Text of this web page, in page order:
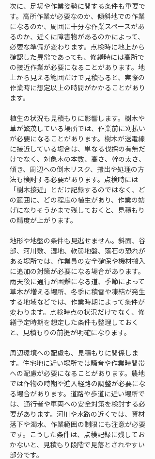
次に、足場や作業姿勢に関する条件も重要で
す。高所作業が必要なのか、傾斜地での作業
になるのか、周囲に十分な作業スペースがあ
るのか、近くに障害物があるのかによって、
必要な準備が変わります。点検時に地上から
確認した異常であっても、修繕時には高所で
の接近作業が必要になることがあります。地
上から見える範囲だけで見積もると、実際の
作業時に想定以上の時間がかかることがあり
ます。
植生の状況も見積もりに影響します。樹木や
草が繁茂している場所では、作業前に刈払い
が必要になることがあります。樹木が送電線
に接近している場合は、単なる伐採の有無だ
けでなく、対象木の本数、高さ、幹の太さ、
傾き、周辺への倒木リスク、搬出や処理の方
法も検討する必要があります。点検時には
「樹木接近」とだけ記録するのではなく、ど
の範囲に、どの程度の植生があり、作業の妨
げになりそうかまで残しておくと、見積もり
の精度が上がります。
地形や地盤の条件も見逃せません。斜面、谷
部、河川敷、湿地、軟弱地盤、落石の恐れが
ある場所では、作業員の安全確保や機材搬入
に追加の対策が必要になる場合があります。
雨天後に通行が困難になる道、季節によって
草木が増える場所、冬季に積雪や凍結が発生
する地域などでは、作業時期によって条件が
変わります。点検時点の状況だけでなく、修
繕予定時期を想定した条件も整理しておく
と、見積もりの前提が明確になります。
周辺環境への配慮も、見積もりに関係しま
す。住宅地に近い場所では騒音や作業時間帯
への配慮が必要になることがあります。農地
では作物の時期や進入経路の調整が必要にな
る場合があります。道路や歩道に近い場所で
は、通行者や車両への安全対策を検討する必
要があります。河川や水路の近くでは、資材
落下や濁水、作業範囲の制限にも注意が必要
です。こうした条件は、点検記録に残してお
かないと、見積もり段階で見落とされやすい
部分です。